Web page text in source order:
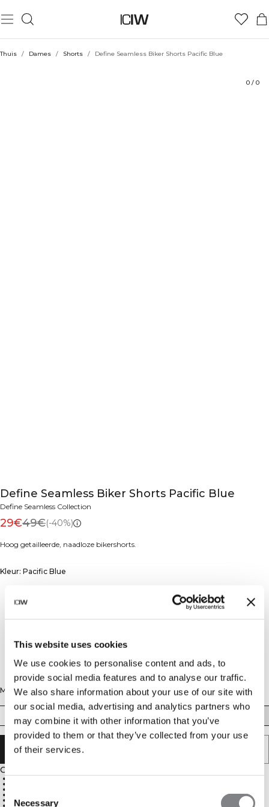
This website uses cookies
We use cookies to personalise content and ads, to
provide social media features and to analyse our traffic.
We also share information about your use of our site with
our social media, advertising and analytics partners who
may combine it with other information that you’ve
provided to them or that they’ve collected from your use
of their services.
Consent
Necessary
Thuis / Dames / Shorts / Define Seamless Biker Shorts Pacific Blue
0 / 0
Define Seamless Biker Shorts Pacific Blue
Define Seamless Collection
29€49€(-40%)
Hoog getailleerde, naadloze bikershorts.
Kleur: Pacific Blue
Maat
M
AAN WINKELWAGENTJE TOEVOEGEN
Omschrijving
4-weg stretchmateriaal met naadloze technologie
SWEATTECH™ vochtafvoerende technologie